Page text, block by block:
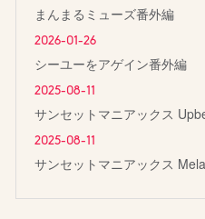
まんまるミューズ番外編
2026-01-26
シーユーをアゲイン番外編
2025-08-11
サンセットマニアックス
2025-08-11
サンセットマニアックス